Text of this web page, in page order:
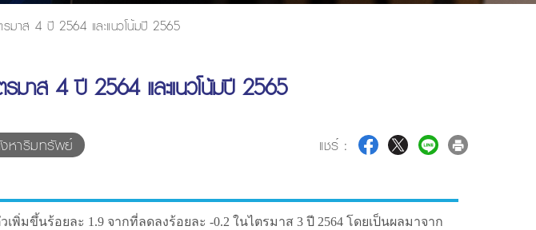
มาส 4 ปี 2564 และแนวโน้มปี 2565
มาส 4 ปี 2564 และแนวโน้มปี 2565
หาริมทรัพย์ แชร์ :
นร้อยละ 1.9 จากที่ลดลงร้อยละ -0.2 ในไตรมาส 3 ปี 2564 โดยเป็นผลมาจาก